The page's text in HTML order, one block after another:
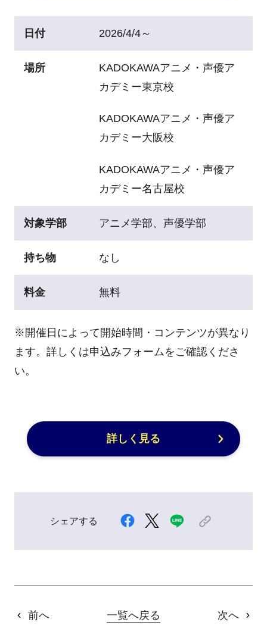
日付 2026/4/4～
場所
KADOKAWAアニメ・声優ア
カデミー東京校
KADOKAWAアニメ・声優ア
カデミー大阪校
KADOKAWAアニメ・声優ア
カデミー名古屋校
対象学部 アニメ学部、声優学部
持ち物 なし
料金 無料
※開催日によって開始時間・コンテンツが異なり
ます。詳しくは申込みフォームをご確認くださ
い。
詳しく見る
シェアする
前へ 一覧へ戻る 次へ